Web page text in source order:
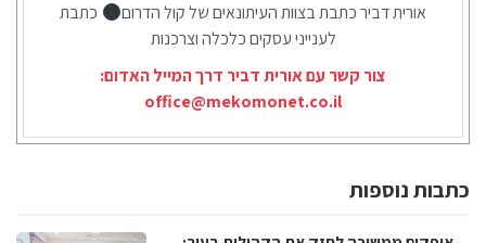
אורית דביר כתבת בצוות העיתונאים של קול הדרום
כתבת
לענייני עסקים כלכלה וצרכנות
צור קשר עם אורית דביר דרך המייל האדום:
office@mekomonet.co.il
כתבות נוספות